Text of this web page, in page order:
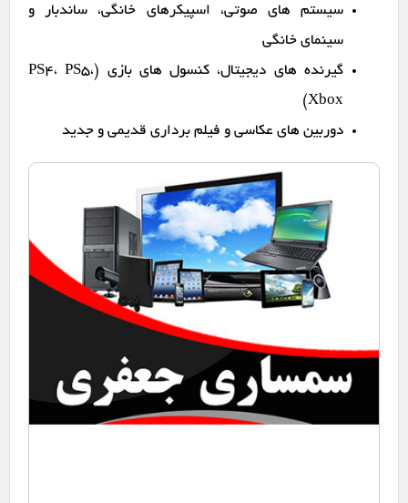
سیستم های صوتی، اسپیکرهای خانگی، ساندبار و
سینمای خانگی
گیرنده های دیجیتال، کنسول های بازی (PS4، PS5،
Xbox)
دوربین های عکاسی و فیلم برداری قدیمی و جدید